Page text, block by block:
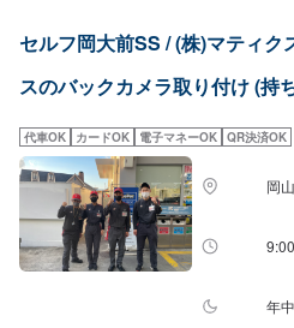
セルフ岡大前SS / (株)マティク
スのバックカメラ取り付け (持
代車OK カードOK 電子マネーOK QR決済OK
岡
年